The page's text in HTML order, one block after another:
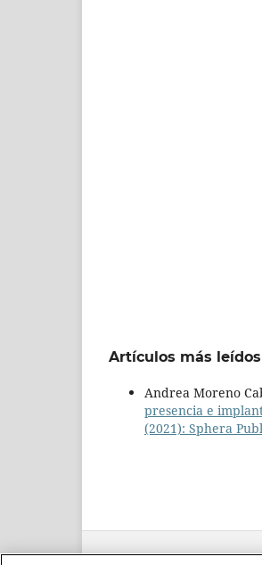
Artículos más
Andrea Moreno
presencia e
(2021): Sphera